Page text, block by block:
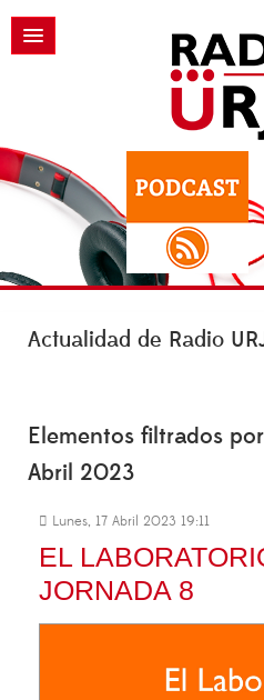
Actualidad de Radio
Elementos filtrados
Abril 2023
Lunes, 17 Abril 2023 19:11
EL
JORNADA 8